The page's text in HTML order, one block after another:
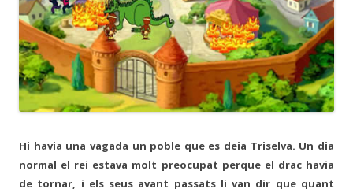
Hi havia una vagada un poble que es deia Triselva. Un dia
normal el rei estava molt preocupat perque el drac havia
de tornar, i els seus avant passats li van dir que quant